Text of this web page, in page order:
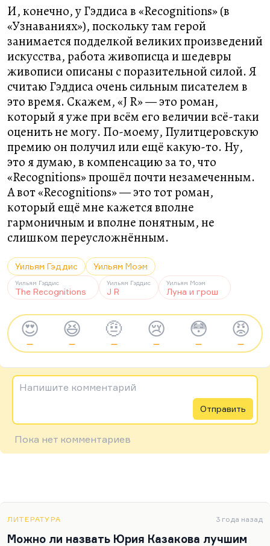
И, конечно, у Гэддиса в «Recognitions» (в
«Узнаваниях»), поскольку там герой
занимается подделкой великих произведений
искусства, работа живописца и шедевры
живописи описаны с поразительной силой. Я
считаю Гэддиса очень сильным писателем в
это время. Скажем, «J R» — это роман,
который я уже при всём его величии всё-таки
оценить не могу. По-моему, Пулитцеровскую
премию он получил или ещё какую-то. Ну,
это я думаю, в компенсацию за то, что
«Recognitions» прошёл почти незамеченным.
А вот «Recognitions» — это тот роман,
который ещё мне кажется вполне
гармоничным и вполне понятным, не
слишком переусложнённым.
Уильям Гэддис Уильям Моэм
Уильям Гэддис
The Recognitions
Уильям Гэддис
J R
Уильям Моэм
Луна и грош
😍
—
😆
—
🤨
—
😢
—
😳
—
😡
—
Напишите комментарий
Отправить
Пока нет комментариев
ЛИТЕРАТУРА 3 года назад
Можно ли назвать Юрия Казакова лучшим